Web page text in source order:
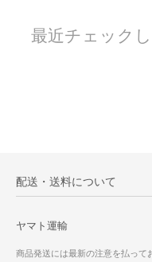
最近チェック
配送・送料について
ヤマト運輸
商品発送には最新の注意を払って